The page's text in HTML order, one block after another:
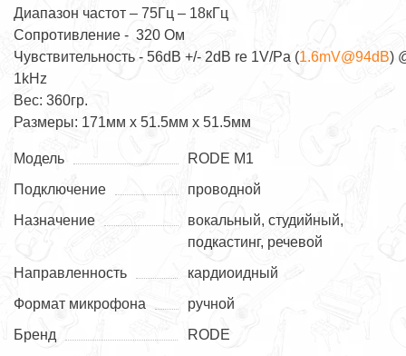
Диапазон частот – 75Гц – 18кГц
Сопротивление - 320 Ом
Чувствительность - 56dB +/- 2dB re 1V/Pa (1.6mV@94dB)
1kHz
Вес: 360гр.
Размеры: 171мм x 51.5мм x 51.5мм
Модель
RODE M1
Подключение
проводной
Назначение
вокальный, студийный,
подкастинг, речевой
Направленность
кардиоидный
Формат микрофона
ручной
Бренд
RODE